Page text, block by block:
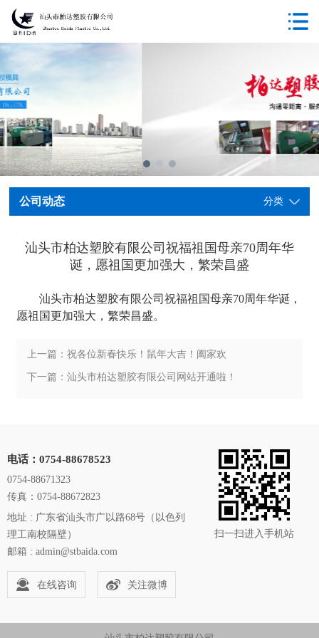
公司动态 分类
汕头市柏达塑胶有限公司祝福祖国母亲70周年华
诞，愿祖国更加强大，繁荣昌盛
汕头市柏达塑胶有限公司祝福祖国母亲70周年华诞，
愿祖国更加强大，繁荣昌盛。
上一篇：祝各位新春快乐！鼠年大吉！阖家欢
乐！福鼠呈祥！瑞鼠运财！
下一篇：汕头市柏达塑胶有限公司网站开通啦！
电话：0754-88678523
0754-88671323
传真：0754-88672823
地址 : 广东省汕头市广以路68号（以色列
理工南校隔壁）
邮箱 : admin@stbaida.com
在线咨询 关注微博
扫一扫进入手机站